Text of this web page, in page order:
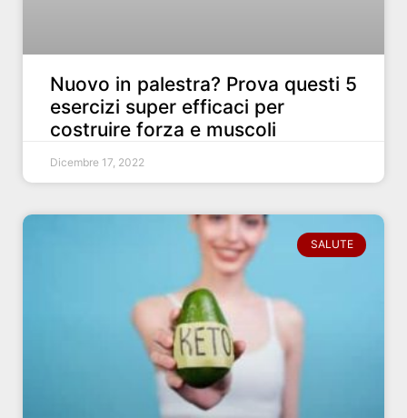
Nuovo in palestra? Prova questi 5
esercizi super efficaci per
costruire forza e muscoli
Dicembre 17, 2022
SALUTE